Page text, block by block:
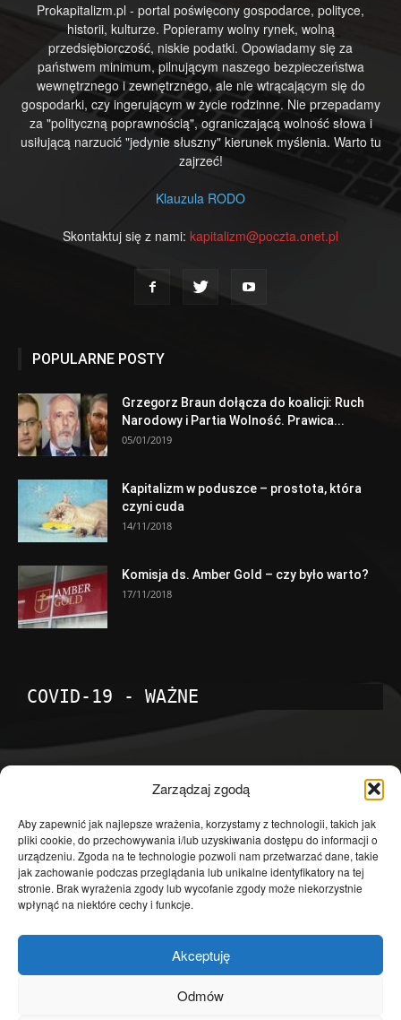
Zarządzaj zgodą
Aby zapewnić jak najlepsze wrażenia, korzystamy z technologii, takich jak
pliki cookie, do przechowywania i/lub uzyskiwania dostępu do informacji o
urządzeniu. Zgoda na te technologie pozwoli nam przetwarzać dane, takie
jak zachowanie podczas przeglądania lub unikalne identyfikatory na tej
stronie. Brak wyrażenia zgody lub wycofanie zgody może niekorzystnie
wpłynąć na niektóre cechy i funkcje.
Akceptuję
Odmów
Prokapitalizm.pl - portal poświęcony gospodarce, polityce,
historii, kulturze. Popieramy wolny rynek, wolną
przedsiębiorczość, niskie podatki. Opowiadamy się za
państwem minimum, pilnującym naszego bezpieczeństwa
wewnętrznego i zewnętrznego, ale nie wtrącającym się do
gospodarki, czy ingerującym w życie rodzinne. Nie przepadamy
za "polityczną poprawnością", ograniczającą wolność słowa i
usiłującą narzucić "jedynie słuszny" kierunek myślenia. Warto tu
zajrzeć!
Klauzula RODO
Skontaktuj się z nami: kapitalizm@poczta.onet.pl
POPULARNE POSTY
Grzegorz Braun dołącza do koalicji: Ruch
Narodowy i Partia Wolność. Prawica...
05/01/2019
Kapitalizm w poduszce – prostota, która
czyni cuda
14/11/2018
Komisja ds. Amber Gold – czy było warto?
17/11/2018
COVID-19 - WAŻNE
Temat dnia
4601
Publicystyka
4363
Polityka
3639
Polska
Społeczeństwo
2823